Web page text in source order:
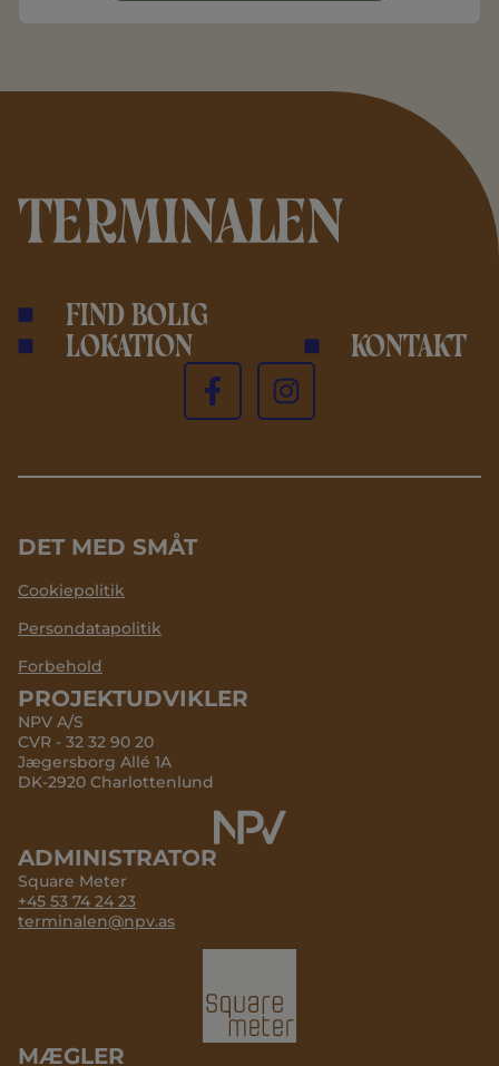
Find bolig
Lokation Kontakt
DET MED SMÅT
Cookiepolitik
Persondatapolitik
Forbehold
PROJEKTUDVIKLER
NPV A/S
CVR - 32 32 90 20
Jægersborg Allé 1A
DK-2920 Charlottenlund
ADMINISTRATOR
Square Meter
+45 53 74 24 23
terminalen@npv.as
MÆGLER